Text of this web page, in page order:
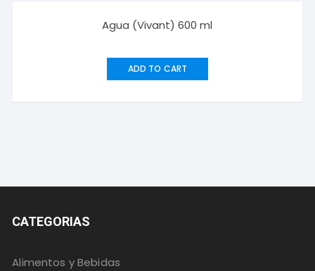
Agua (Vivant) 600 ml
ADD TO CART
CATEGORIAS
Alimentos y Bebidas